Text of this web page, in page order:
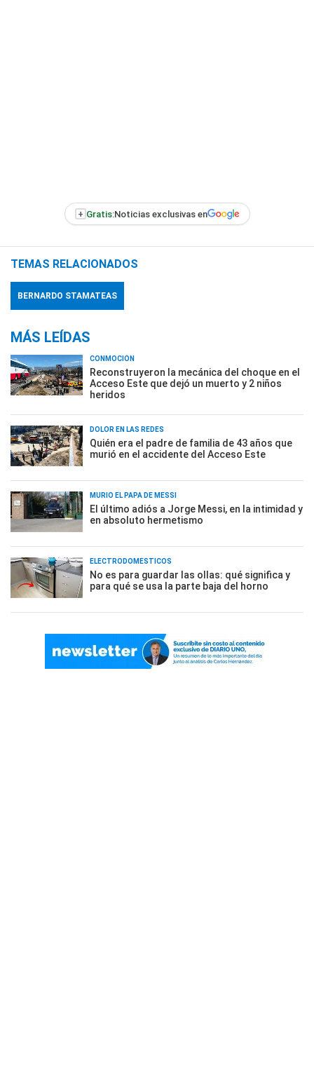
+ Gratis:Noticias exclusivas en
TEMAS RELACIONADOS
BERNARDO STAMATEAS
MÁS LEÍDAS
CONMOCIÓN
Reconstruyeron la mecánica del choque en el
Acceso Este que dejó un muerto y 2 niños
heridos
DOLOR EN LAS REDES
Quién era el padre de familia de 43 años que
murió en el accidente del Acceso Este
MURIÓ EL PAPÁ DE MESSI
El último adiós a Jorge Messi, en la intimidad y
en absoluto hermetismo
ELECTRODOMÉSTICOS
No es para guardar las ollas: qué significa y
para qué se usa la parte baja del horno